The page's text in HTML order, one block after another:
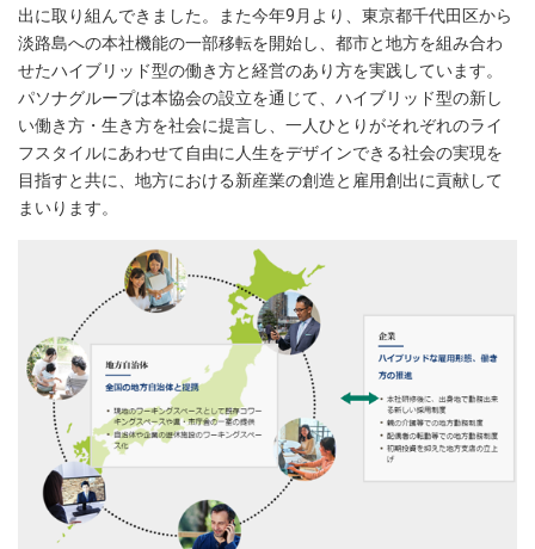
出に取り組んできました。また今年9月より、東京都千代田区から
淡路島への本社機能の一部移転を開始し、都市と地方を組み合わ
せたハイブリッド型の働き方と経営のあり方を実践しています。
パソナグループは本協会の設立を通じて、ハイブリッド型の新し
い働き方・生き方を社会に提言し、一人ひとりがそれぞれのライ
フスタイルにあわせて自由に人生をデザインできる社会の実現を
目指すと共に、地方における新産業の創造と雇用創出に貢献して
まいります。